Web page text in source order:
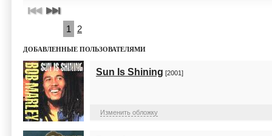
1 2
ДОБАВЛЕННЫЕ ПОЛЬЗОВАТЕЛЯМИ
Sun Is Shining [2001]
Изменить обложку